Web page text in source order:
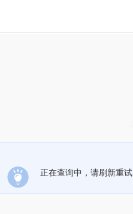
正在查询中，请刷新重试